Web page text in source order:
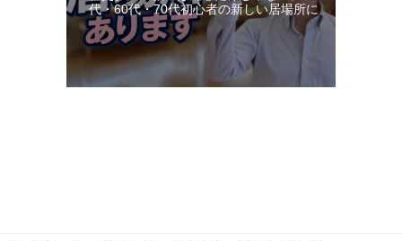
代・60代・70代初心者の新しい居場所に